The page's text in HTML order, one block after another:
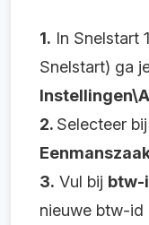
1. In Snelstart
Snelstart) ga
2. Selecteer bij
3. Vul bij btw-
nieuwe btw-id